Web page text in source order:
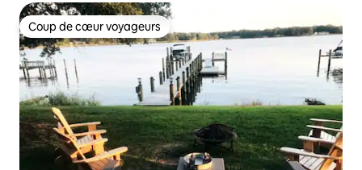
Coup de cœur voyageurs
Coup de cœur voyageurs